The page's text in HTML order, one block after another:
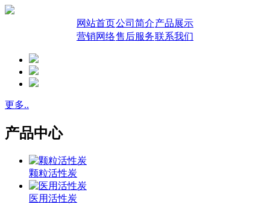
网站首页公司简介产品展示
营销网络售后服务联系我们
更多..
产品中心
颗粒活性炭
医用活性炭